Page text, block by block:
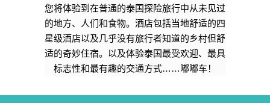
您将体验到在普通的泰国探险旅行中从未见过
的地方、人们和食物。酒店包括当地舒适的四
星级酒店以及几乎没有旅行者知道的乡村但舒
适的奇妙住宿。以及体验泰国最受欢迎、最具
标志性和最有趣的交通方式……嘟嘟车！